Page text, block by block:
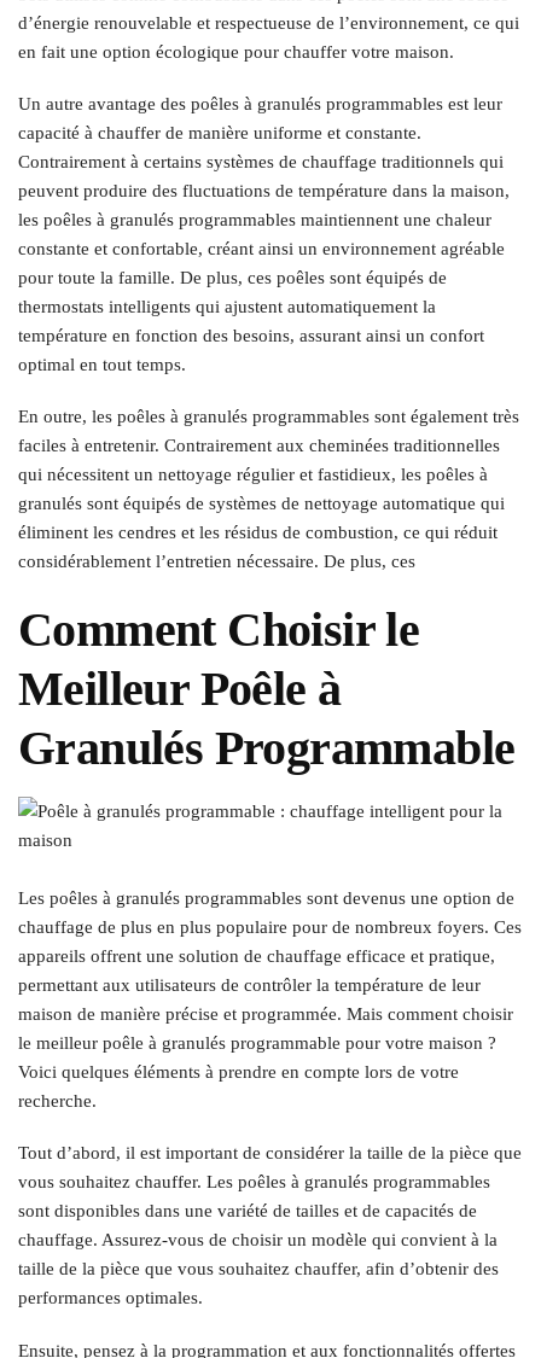
d’énergie renouvelable et respectueuse de l’environnement, ce qui
en fait une option écologique pour chauffer votre maison.
Un autre avantage des poêles à granulés programmables est leur
capacité à chauffer de manière uniforme et constante.
Contrairement à certains systèmes de chauffage traditionnels qui
peuvent produire des fluctuations de température dans la maison,
les poêles à granulés programmables maintiennent une chaleur
constante et confortable, créant ainsi un environnement agréable
pour toute la famille. De plus, ces poêles sont équipés de
thermostats intelligents qui ajustent automatiquement la
température en fonction des besoins, assurant ainsi un confort
optimal en tout temps.
En outre, les poêles à granulés programmables sont également très
faciles à entretenir. Contrairement aux cheminées traditionnelles
qui nécessitent un nettoyage régulier et fastidieux, les poêles à
granulés sont équipés de systèmes de nettoyage automatique qui
éliminent les cendres et les résidus de combustion, ce qui réduit
considérablement l’entretien nécessaire. De plus, ces
Comment Choisir le
Meilleur Poêle à
Granulés Programmable
Les poêles à granulés programmables sont devenus une option de
chauffage de plus en plus populaire pour de nombreux foyers. Ces
appareils offrent une solution de chauffage efficace et pratique,
permettant aux utilisateurs de contrôler la température de leur
maison de manière précise et programmée. Mais comment choisir
le meilleur poêle à granulés programmable pour votre maison ?
Voici quelques éléments à prendre en compte lors de votre
recherche.
Tout d’abord, il est important de considérer la taille de la pièce que
vous souhaitez chauffer. Les poêles à granulés programmables
sont disponibles dans une variété de tailles et de capacités de
chauffage. Assurez-vous de choisir un modèle qui convient à la
taille de la pièce que vous souhaitez chauffer, afin d’obtenir des
performances optimales.
Ensuite, pensez à la programmation et aux fonctionnalités offertes